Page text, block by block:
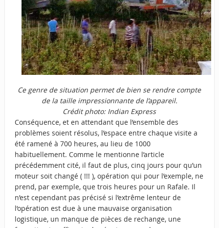
Ce genre de situation permet de bien se rendre compte
de la taille impressionnante de l’appareil.
Crédit photo: Indian Express
Conséquence, et en attendant que l’ensemble des
problèmes soient résolus, l’espace entre chaque visite a
été ramené à 700 heures, au lieu de 1000
habituellement. Comme le mentionne l’article
précédemment cité, il faut de plus, cinq jours pour qu’un
moteur soit changé ( !!! ), opération qui pour l’exemple, ne
prend, par exemple, que trois heures pour un Rafale. Il
n’est cependant pas précisé si l’extrême lenteur de
l’opération est due à une mauvaise organisation
logistique, un manque de pièces de rechange, une